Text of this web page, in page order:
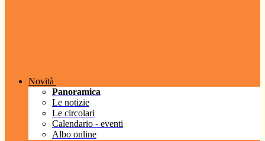
Novità
Panoramica
Le notizie
Le circolari
Calendario - eventi
Albo online